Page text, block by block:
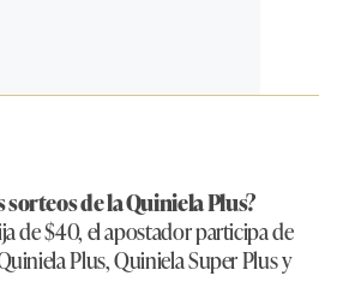
sorteos de la Quiniela Plus?
de $40, el apostador participa de
Plus, Quiniela Super Plus y